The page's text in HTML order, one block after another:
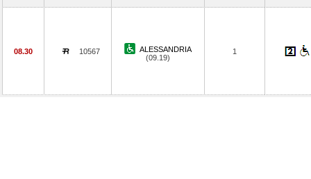
08.30 10567
ALESSANDRIA
(09.19)
1